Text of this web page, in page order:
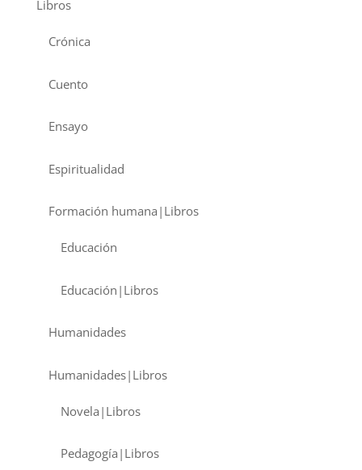
Libros
Crónica
Cuento
Ensayo
Espiritualidad
Formación humana|Libros
Educación
Educación|Libros
Humanidades
Humanidades|Libros
Novela|Libros
Pedagogía|Libros